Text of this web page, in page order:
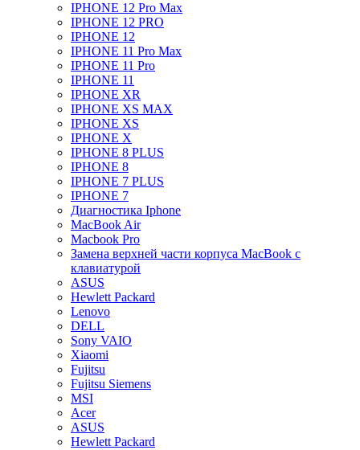
IPHONE 12 Pro Max
IPHONE 12 PRO
IPHONE 12
IPHONE 11 Pro Max
IPHONE 11 Pro
IPHONE 11
IPHONE XR
IPHONE XS MAX
IPHONE XS
IPHONE X
IPHONE 8 PLUS
IPHONE 8
IPHONE 7 PLUS
IPHONE 7
Диагностика Iphone
MacBook Air
Macbook Pro
Замена верхней части корпуса MacBook с
клавиатурой
ASUS
Hewlett Packard
Lenovo
DELL
Sony VAIO
Xiaomi
Fujitsu
Fujitsu Siemens
MSI
Acer
ASUS
Hewlett Packard